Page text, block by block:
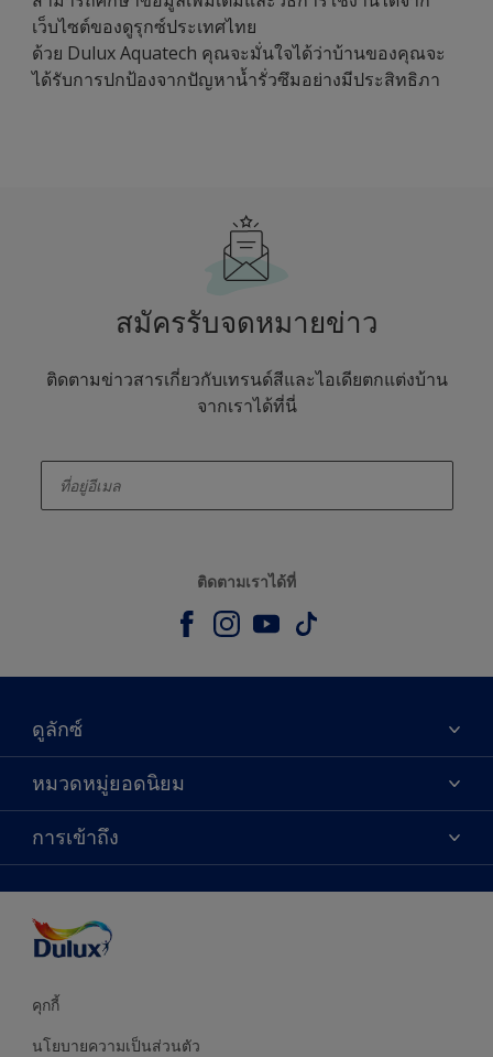
เว็บไซต์ของดูรุกซ์ประเทศไทย
ด้วย Dulux Aquatech คุณจะมั่นใจได้ว่าบ้านของคุณจะ
ได้รับการปกป้องจากปัญหาน้ำรั่วซึมอย่างมีประสิทธิภา
สมัครรับจดหมายข่าว
ติดตามข่าวสารเกี่ยวกับเทรนด์สีและไอเดียตกแต่งบ้าน
จากเราได้ที่นี่
ติดตามเราได้ที่
ดูลักซ์
เกี่ยวกับดูลักซ์
ติดต่อเรา
ค้นหาร้านค้า
หมวดหมู่ยอดนิยม
ผลิตภัณฑ์
ไอเดียการตกแต่ง
คำแนะนำจากผู้เชี่ยวชาญ
บริการออกแบบสี
การเข้าถึง
คุกกี้
นโยบายความเป็นส่วนตัว